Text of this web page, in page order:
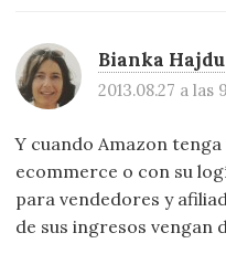
Bianka Hajdu
2013.08.27 a las
Y cuando Amazon
ecommerce o con su
para vendedores y
de sus ingresos vengan